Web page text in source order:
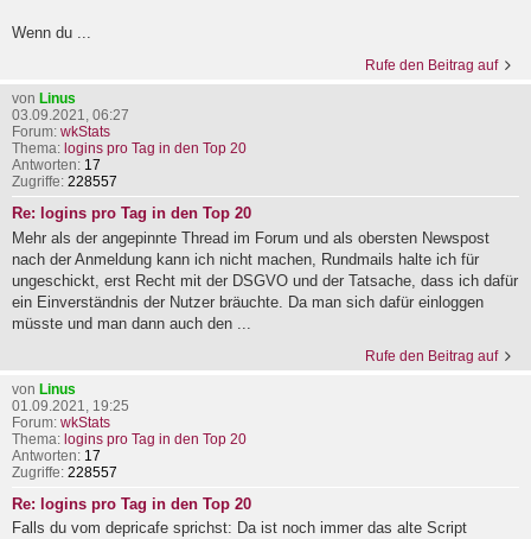
Wenn du ...
Rufe den Beitrag auf
von Linus
03.09.2021, 06:27
Forum: wkStats
Thema: logins pro Tag in den Top 20
Antworten: 17
Zugriffe: 228557
Re: logins pro Tag in den Top 20
Mehr als der angepinnte Thread im Forum und als obersten Newspost
nach der Anmeldung kann ich nicht machen, Rundmails halte ich für
ungeschickt, erst Recht mit der DSGVO und der Tatsache, dass ich dafür
ein Einverständnis der Nutzer bräuchte. Da man sich dafür einloggen
müsste und man dann auch den ...
Rufe den Beitrag auf
von Linus
01.09.2021, 19:25
Forum: wkStats
Thema: logins pro Tag in den Top 20
Antworten: 17
Zugriffe: 228557
Re: logins pro Tag in den Top 20
Falls du vom depricafe sprichst: Da ist noch immer das alte Script